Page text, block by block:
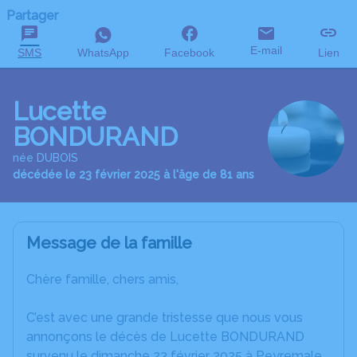
Partager
SMS WhatsApp Facebook E-mail Lien
Lucette
BONDURAND
née DUBOIS
décédée le 23 février 2025 à l'âge de 81 ans
Message de la famille
Chère famille, chers amis,
C’est avec une grande tristesse que nous vous
annonçons le décès de Lucette BONDURAND